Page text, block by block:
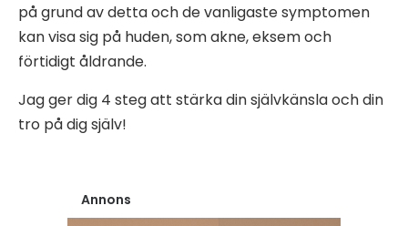
på grund av detta och de vanligaste symptomen
kan visa sig på huden, som akne, eksem och
förtidigt åldrande.
Jag ger dig 4 steg att stärka din självkänsla och din
tro på dig själv!
Annons